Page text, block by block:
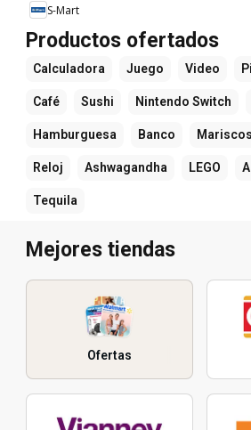
S-Mart
Productos ofertados
Calculadora Juego Video
Café Sushi Nintendo Switch
Hamburguesa Banco Mariscos
Reloj Ashwagandha LEGO
Tequila
Mejores tiendas
Ofertas